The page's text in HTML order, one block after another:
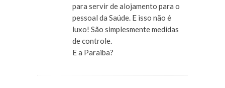
para servir de alojamento para o
pessoal da Saúde. E isso não é
luxo! São simplesmente medidas
de controle.
E a Paraiba?